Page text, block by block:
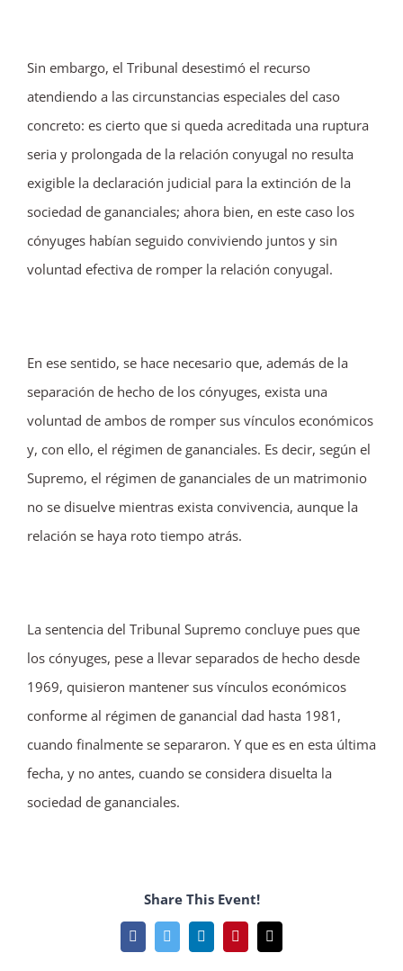
Sin embargo, el Tribunal desestimó el recurso
atendiendo a las circunstancias especiales del caso
concreto: es cierto que si queda acreditada una ruptura
seria y prolongada de la relación conyugal no resulta
exigible la declaración judicial para la extinción de la
sociedad de gananciales; ahora bien, en este caso los
cónyuges habían seguido conviviendo juntos y sin
voluntad efectiva de romper la relación conyugal.
En ese sentido, se hace necesario que, además de la
separación de hecho de los cónyuges, exista una
voluntad de ambos de romper sus vínculos económicos
y, con ello, el régimen de gananciales. Es decir, según el
Supremo, el régimen de gananciales de un matrimonio
no se disuelve mientras exista convivencia, aunque la
relación se haya roto tiempo atrás.
La sentencia del Tribunal Supremo concluye pues que
los cónyuges, pese a llevar separados de hecho desde
1969, quisieron mantener sus vínculos económicos
conforme al régimen de ganancial dad hasta 1981,
cuando finalmente se separaron. Y que es en esta última
fecha, y no antes, cuando se considera disuelta la
sociedad de gananciales.
Share This Event!
FacebookTwitterLinkedInPinterestCorreo
electrónico